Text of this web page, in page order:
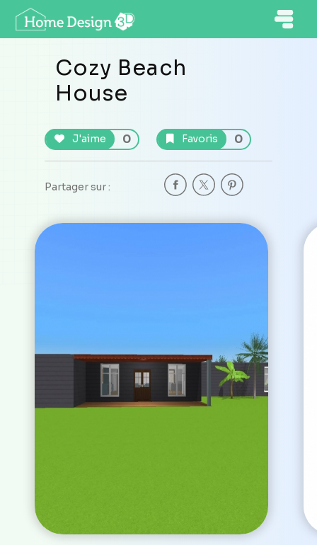
Cozy Beach
House
J'aime 0 Favoris 0
Partager sur :